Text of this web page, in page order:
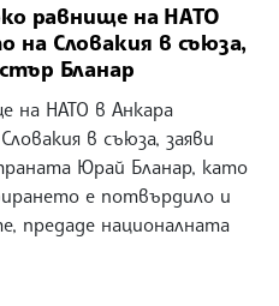
равнище на НАТО
Словакия в съюза,
Бланар
на НАТО в Анкара
в съюза, заяви
Юрай Бланар, като
е потвърдило и
предаде националната